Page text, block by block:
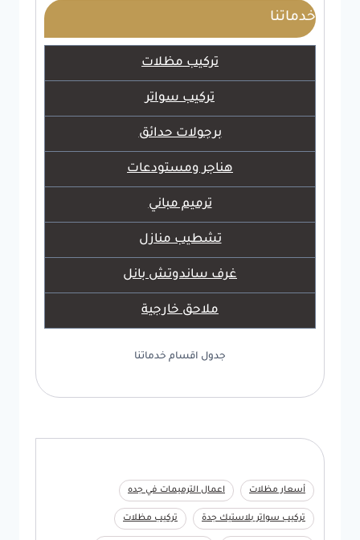
خدماتنا
تركيب مظلات
تركيب سواتر
برجولات حدائق
هناجر ومستودعات
ترميم مباني
تشطيب منازل
غرف ساندوتش بانل
ملاحق خارجية
جدول اقسام خدماتنا
أسعار مظلات اعمال الترميمات في جده
تركيب سواتر بلاستيك جدة تركيب مظلات